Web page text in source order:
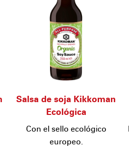
Salsa de soja Kikkoman
Ecológica
Con el sello ecológico
europeo.